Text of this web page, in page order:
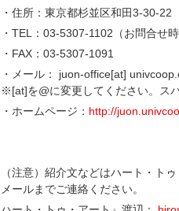
・住所：東京都杉並区和田3-30-
・TEL：03-5307-1102（お問合せ
・FAX：03-5307-1091
・メール： juon-office[at]
※[at]を@に変更してください。ス
・ホームページ： http://
（注意）紹介文などはハート・ト
メールまでご連絡ください。